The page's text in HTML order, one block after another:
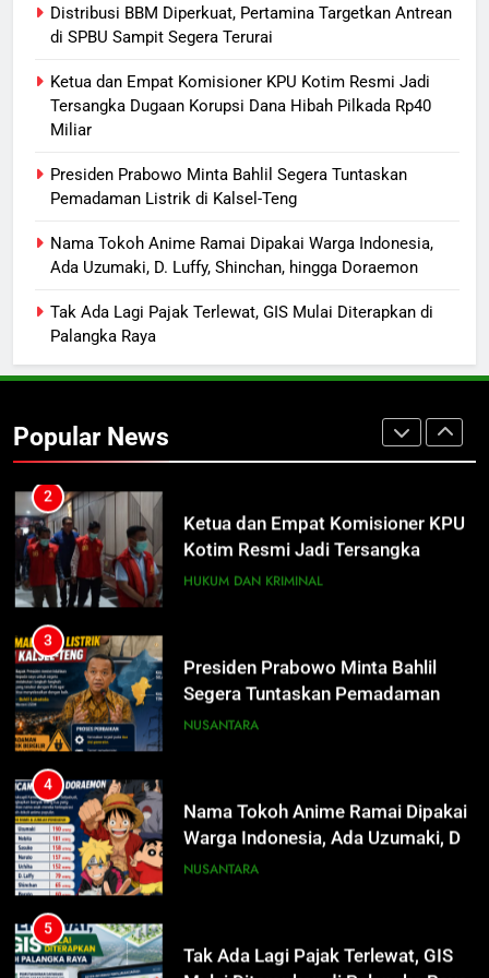
Distribusi BBM Diperkuat, Pertamina Targetkan Antrean
di SPBU Sampit Segera Terurai
Ketua dan Empat Komisioner KPU Kotim Resmi Jadi
Tersangka Dugaan Korupsi Dana Hibah Pilkada Rp40
Miliar
Presiden Prabowo Minta Bahlil Segera Tuntaskan
Pemadaman Listrik di Kalsel-Teng
Nama Tokoh Anime Ramai Dipakai Warga Indonesia,
Ada Uzumaki, D. Luffy, Shinchan, hingga Doraemon
Tak Ada Lagi Pajak Terlewat, GIS Mulai Diterapkan di
Palangka Raya
Popular News
Palangka Raya, Diduga Sengaja
Dibakar Penghuninya
HUKUM DAN KRIMINAL
8
Mantan Wakil Wali Kota Keluhkan
Distribusi BBM Diperkuat,
Pertamina Targetkan Antrean di
ECONOMY
Ketua dan Empat Komisioner KPU
Kotim Resmi Jadi Tersangka
Dugaan Korupsi Dana Hibah
Pilkada Rp40 Miliar
3
Presiden Prabowo Minta Bahlil
Segera Tuntaskan Pemadaman
Listrik di Kalsel-Teng
NUSANTARA
4
Nama Tokoh Anime Ramai Dipakai
Warga Indonesia, Ada Uzumaki, D.
Luffy, Shinchan, hingga Doraemon
NUSANTARA
5
Tak Ada Lagi Pajak Terlewat, GIS
Mulai Diterapkan di Palangka Raya
ECONOMY
6
Manajemen FEB UPR Cetak
5